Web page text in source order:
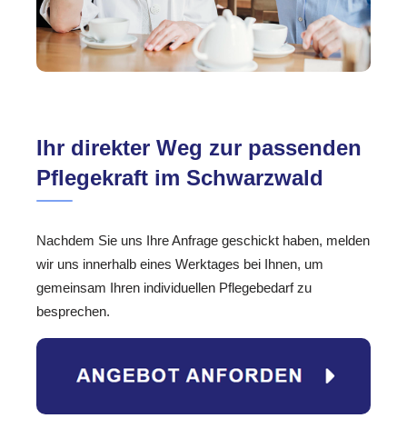
Ihr direkter Weg zur passenden
Pflegekraft im Schwarzwald
Nachdem Sie uns Ihre Anfrage geschickt haben, melden
wir uns innerhalb eines Werktages bei Ihnen, um
gemeinsam Ihren individuellen Pflegebedarf zu
besprechen.